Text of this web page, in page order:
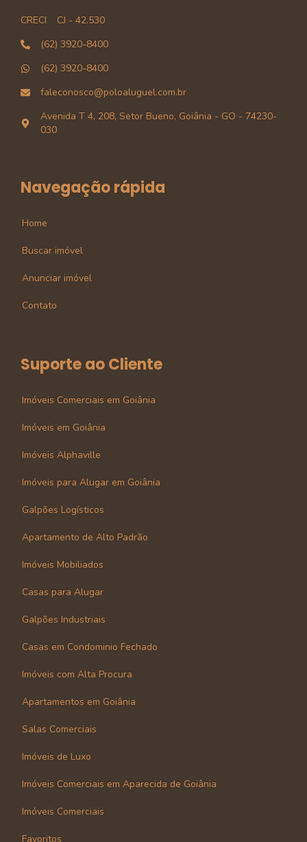
CRECI
CJ - 42.530
(62) 3920-8400
(62) 3920-8400
faleconosco@poloaluguel.com.br
Avenida T 4, 208, Setor Bueno, Goiânia - GO - 74230-
030
Navegação rápida
Home
Buscar imóvel
Anunciar imóvel
Contato
Suporte ao Cliente
Imóveis Comerciais em Goiânia
Imóveis em Goiânia
Imóveis Alphaville
Imóveis para Alugar em Goiânia
Galpões Logísticos
Apartamento de Alto Padrão
Imóveis Mobiliados
Casas para Alugar
Galpões Industriais
Casas em Condominio Fechado
Imóveis com Alta Procura
Apartamentos em Goiânia
Salas Comerciais
Imóveis de Luxo
Imóveis Comerciais em Aparecida de Goiânia
Imóveis Comerciais
Favoritos